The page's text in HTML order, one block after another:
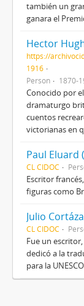
también un
ganara el
Hector
https://
1916
Person
1870-
Conocido por
dramaturgo
cuentos
victorianas en
Paul Eluard
CL CIDOC
Escritor
figuras como
Julio
CL CIDOC
Fue un
dedicó a la
para la